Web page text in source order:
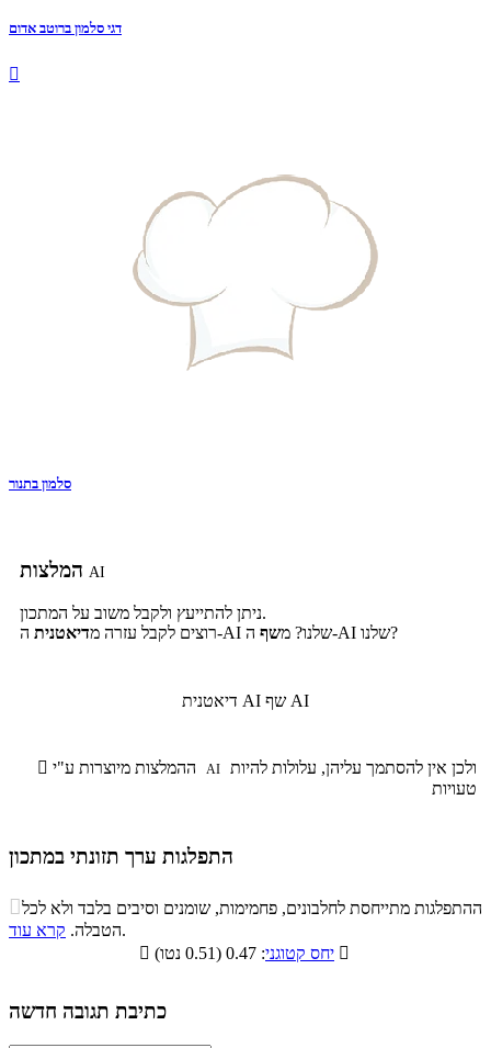
דגי סלמון ברוטב אדום

סלמון בתנור
AI
ניתן להתייעץ ולקבל משוב על המתכון.
רוצים לקבל עזרה מדיאטנית ה-AI שלנו? משף ה-AI שלנו?
דיאטנית AI שף AI
 AI
טעויות
התפלגות ערך תזונתי במתכון
התפלגות ערך תזונתי במתכון
סיבים
תזונתיים
שומנים חלבונים
34.8%
ההתפלגות מתייחסת לחלבונים, פחמימות, שומנים וסיבים בלבד ולא לכל
הטבלה. קרא עוד
.

יחס קטוגני 
כתיבת תגובה חדשה